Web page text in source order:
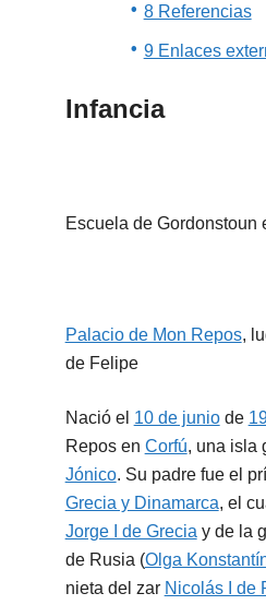
8 Referencias
9 Enlaces
Infancia
Escuela de Gordonstoun
Palacio de Mon Repos,
de Felipe
Nació el 10 de juniode
Repos en Corfú, una isla
Jónico. Su padre fue el
Grecia y Dinamarca, el
Jorge I de Grecia y de la
de Rusia (Olga
nieta del zar Nicolás I de